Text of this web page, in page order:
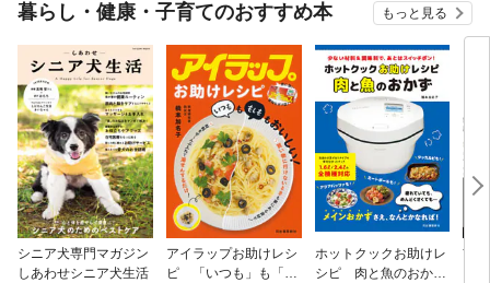
暮らし・健康・子育てのおすすめ本 もっと見る
シニア犬専門マガジン
しあわせシニア犬生活
アイラップお助けレシ
ピ 「いつも」も「も
ホットクックお助けレ
シピ 肉と魚のおか
首